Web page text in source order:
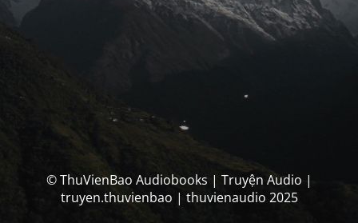
© ThuVienBao Audiobooks | Truyện Audio |
truyen.thuvienbao | thuvienaudio 2025